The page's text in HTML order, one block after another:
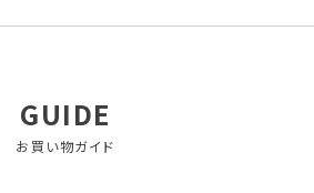
GUIDE
お買い物ガイド